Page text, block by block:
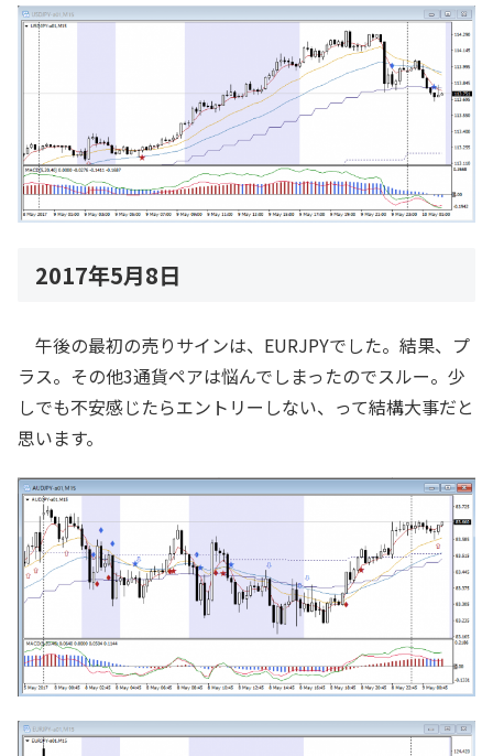
2017年5月8日
午後の最初の売りサインは、EURJPYでした。結果、プ
ラス。その他3通貨ペアは悩んでしまったのでスルー。少
しでも不安感じたらエントリーしない、って結構大事だと
思います。